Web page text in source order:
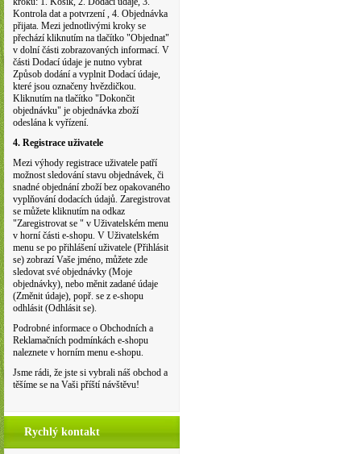
Kontrola dat a potvrzení , 4. Objednávka
přijata. Mezi jednotlivými kroky se
přechází kliknutím na tlačítko "Objednat"
v dolní části zobrazovaných informací. V
části Dodací údaje je nutno vybrat
Způsob dodání a vyplnit Dodací údaje,
které jsou označeny hvězdičkou.
Kliknutím na tlačítko "Dokončit
objednávku" je objednávka zboží
odeslána k vyřízení.
4. Registrace uživatele
Mezi výhody registrace uživatele patří
možnost sledování stavu objednávek, či
snadné objednání zboží bez opakovaného
vyplňování dodacích údajů. Zaregistrovat
se můžete kliknutím na odkaz
"Zaregistrovat se " v Uživatelském menu
v horní části e-shopu. V Uživatelském
menu se po přihlášení uživatele (Přihlásit
se) zobrazí Vaše jméno, můžete zde
sledovat své objednávky (Moje
objednávky), nebo měnit zadané údaje
(Změnit údaje), popř. se z e-shopu
odhlásit (Odhlásit se).
Podrobné informace o Obchodních a
Reklamačních podmínkách e-shopu
naleznete v horním menu e-shopu.
Jsme rádi, že jste si vybrali náš obchod a
těšíme se na Vaši příští návštěvu!
Rychlý kontakt